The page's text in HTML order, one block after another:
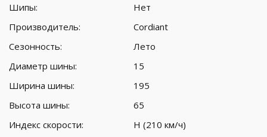
Шипы:
Нет
Производитель:
Cordiant
Сезонность:
Лето
Диаметр шины:
15
Ширина шины:
195
Высота шины:
65
Индекс скорости:
H (210 км/ч)